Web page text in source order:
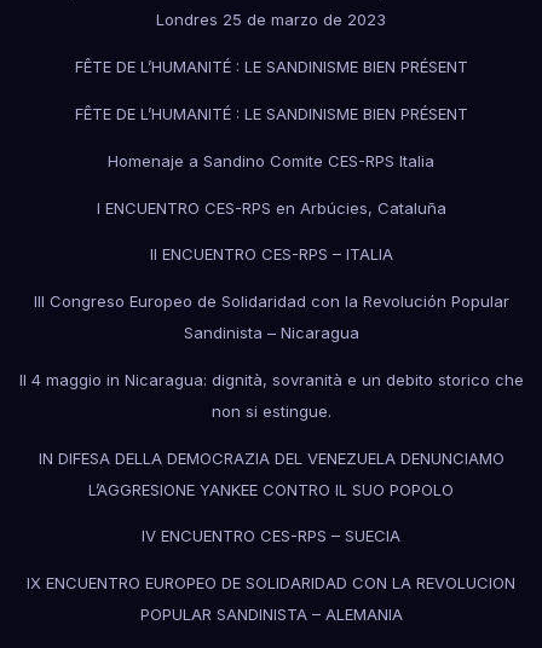
Londres 25 de marzo de 2023
FÊTE DE L’HUMANITÉ : LE SANDINISME BIEN PRÉSENT
FÊTE DE L’HUMANITÉ : LE SANDINISME BIEN PRÉSENT
Homenaje a Sandino Comite CES-RPS Italia
I ENCUENTRO CES-RPS en Arbúcies, Cataluña
II ENCUENTRO CES-RPS – ITALIA
III Congreso Europeo de Solidaridad con la Revolución Popular
Sandinista – Nicaragua
Il 4 maggio in Nicaragua: dignità, sovranità e un debito storico che
non si estingue.
IN DIFESA DELLA DEMOCRAZIA DEL VENEZUELA DENUNCIAMO
L’AGGRESIONE YANKEE CONTRO IL SUO POPOLO
IV ENCUENTRO CES-RPS – SUECIA
IX ENCUENTRO EUROPEO DE SOLIDARIDAD CON LA REVOLUCION
POPULAR SANDINISTA – ALEMANIA